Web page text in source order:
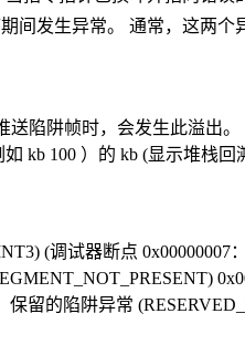
间发生异常。 通常，这两
陷阱帧时，会发生此溢出
kb 100 ）的 kb (显示堆栈
(调试器断点
留的陷阱异常